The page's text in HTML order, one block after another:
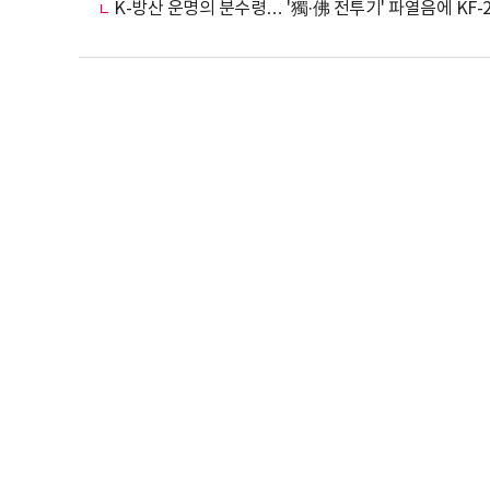
K-방산 운명의 분수령… '獨·佛 전투기' 파열음에 KF-